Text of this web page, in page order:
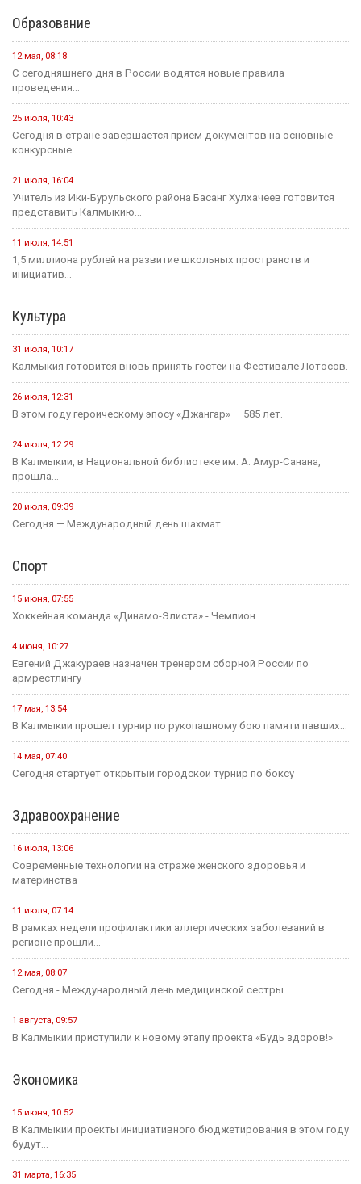
Образование
12 мая, 08:18
С сегодняшнего дня в России водятся новые правила
проведения...
25 июля, 10:43
Сегодня в стране завершается прием документов на основные
конкурсные...
21 июля, 16:04
Учитель из Ики-Бурульского района Басанг Хулхачеев готовится
представить Калмыкию...
11 июля, 14:51
1,5 миллиона рублей на развитие школьных пространств и
инициатив...
Культура
31 июля, 10:17
Калмыкия готовится вновь принять гостей на Фестивале Лотосов.
26 июля, 12:31
В этом году героическому эпосу «Джангар» — 585 лет.
24 июля, 12:29
В Калмыкии, в Национальной библиотеке им. А. Амур-Санана,
прошла...
20 июля, 09:39
Сегодня — Международный день шахмат.
Спорт
15 июня, 07:55
Хоккейная команда «Динамо-Элиста» - Чемпион
4 июня, 10:27
Евгений Джакураев назначен тренером сборной России по
армрестлингу
17 мая, 13:54
В Калмыкии прошел турнир по рукопашному бою памяти павших...
14 мая, 07:40
Сегодня стартует открытый городской турнир по боксу
Здравоохранение
16 июля, 13:06
Современные технологии на страже женского здоровья и
материнства
11 июля, 07:14
В рамках недели профилактики аллергических заболеваний в
регионе прошли...
12 мая, 08:07
Сегодня - Международный день медицинской сестры.
1 августа, 09:57
В Калмыкии приступили к новому этапу проекта «Будь здоров!»
Экономика
15 июня, 10:52
В Калмыкии проекты инициативного бюджетирования в этом году
будут...
31 марта, 16:35